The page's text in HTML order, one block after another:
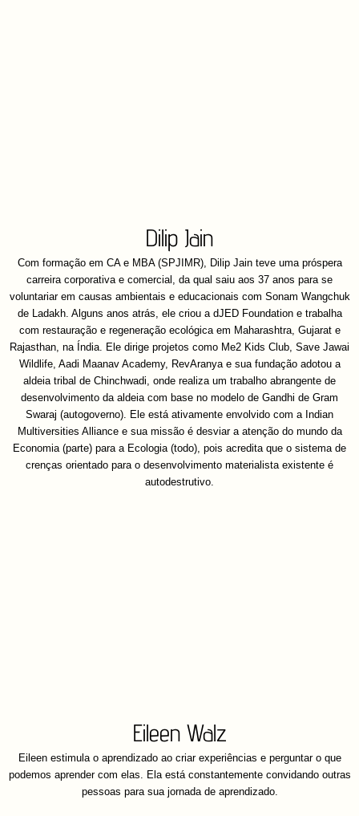
Dilip Jain
Com formação em CA e MBA (SPJIMR), Dilip Jain teve uma próspera
carreira corporativa e comercial, da qual saiu aos 37 anos para se
voluntariar em causas ambientais e educacionais com Sonam Wangchuk
de Ladakh. Alguns anos atrás, ele criou a dJED Foundation e trabalha
com restauração e regeneração ecológica em Maharashtra, Gujarat e
Rajasthan, na Índia. Ele dirige projetos como Me2 Kids Club, Save Jawai
Wildlife, Aadi Maanav Academy, RevAranya e sua fundação adotou a
aldeia tribal de Chinchwadi, onde realiza um trabalho abrangente de
desenvolvimento da aldeia com base no modelo de Gandhi de Gram
Swaraj (autogoverno). Ele está ativamente envolvido com a Indian
Multiversities Alliance e sua missão é desviar a atenção do mundo da
Economia (parte) para a Ecologia (todo), pois acredita que o sistema de
crenças orientado para o desenvolvimento materialista existente é
autodestrutivo.
Eileen Walz
Eileen estimula o aprendizado ao criar experiências e perguntar o que
podemos aprender com elas. Ela está constantemente convidando outras
pessoas para sua jornada de aprendizado.